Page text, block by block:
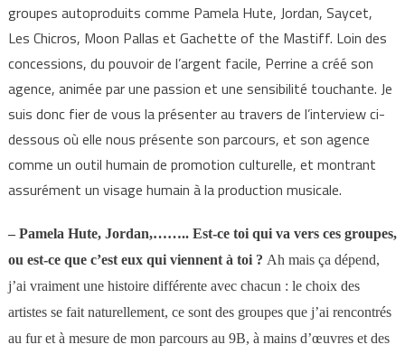
groupes autoproduits comme Pamela Hute, Jordan, Saycet,
Les Chicros, Moon Pallas et Gachette of the Mastiff. Loin des
concessions, du pouvoir de l’argent facile, Perrine a créé son
agence, animée par une passion et une sensibilité touchante. Je
suis donc fier de vous la présenter au travers de l’interview ci-
dessous où elle nous présente son parcours, et son agence
comme un outil humain de promotion culturelle, et montrant
assurément un visage humain à la production musicale.
– Pamela Hute, Jordan,…….. Est-ce toi qui va vers ces groupes,
ou est-ce que c’est eux qui viennent à toi ? Ah mais ça dépend,
j’ai vraiment une histoire différente avec chacun : le choix des
artistes se fait naturellement, ce sont des groupes que j’ai rencontrés
au fur et à mesure de mon parcours au 9B, à mains d’œuvres et des